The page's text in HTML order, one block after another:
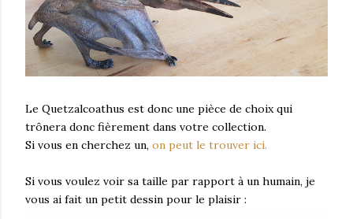
Le Quetzalcoathus est donc une pièce de choix qui
trônera donc fièrement dans votre collection.
Si vous en cherchez un, on peut le trouver ici.
Si vous voulez voir sa taille par rapport à un humain, je
vous ai fait un petit dessin pour le plaisir :